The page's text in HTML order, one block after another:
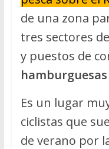
de una zona
tres sectores
y puestos de
Es un lugar
ciclistas que
de verano por